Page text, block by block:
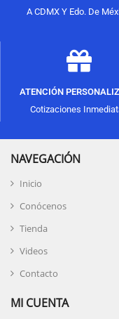
A CDMX Y Edo. De
ATENCIÓN
Cotizaciones
NAVEGACIÓN
Inicio
Conócenos
Tienda
Videos
Contacto
MI CUENTA